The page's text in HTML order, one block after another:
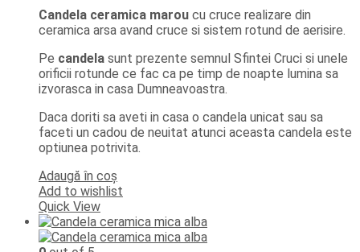
Candela ceramica marou cu cruce realizare din
ceramica arsa avand cruce si sistem rotund de aerisire.
Pe candela sunt prezente semnul Sfintei Cruci si unele
orificii rotunde ce fac ca pe timp de noapte lumina sa
izvorasca in casa Dumneavoastra.
Daca doriti sa aveti in casa o candela unicat sau sa
faceti un cadou de neuitat atunci aceasta candela este
optiunea potrivita.
Adaugă în coș
Add to wishlist
Quick View